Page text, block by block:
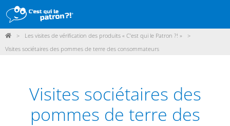
DÉMARCHE
POINTS DE VENTE
PARTICIPER
> Les visites de vérification des produits « C’est qui le Patron ?! »
>
Visites sociétaires des pommes de terre des consommateurs
Visites sociétaires des
pommes de terre des